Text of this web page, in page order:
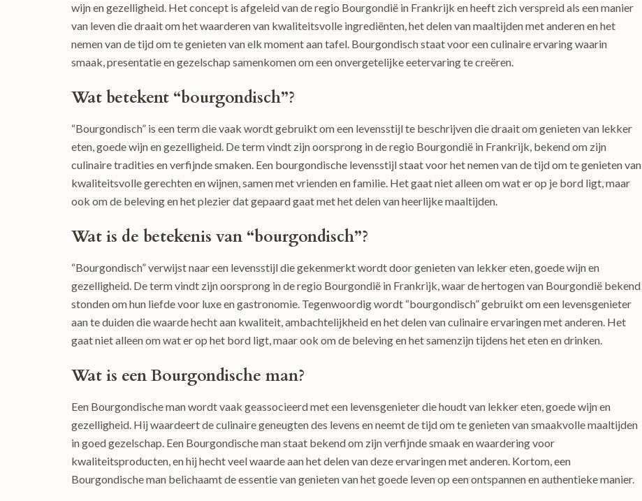
wijn en gezelligheid. Het concept is afgeleid van de regio Bourgondië in Frankrijk en heeft zich verspreid als een manier
van leven die draait om het waarderen van kwaliteitsvolle ingrediënten, het delen van maaltijden met anderen en het
nemen van de tijd om te genieten van elk moment aan tafel. Bourgondisch staat voor een culinaire ervaring waarin
smaak, presentatie en gezelschap samenkomen om een onvergetelijke eetervaring te creëren.
Wat betekent “bourgondisch”?
“Bourgondisch” is een term die vaak wordt gebruikt om een levensstijl te beschrijven die draait om genieten van lekker
eten, goede wijn en gezelligheid. De term vindt zijn oorsprong in de regio Bourgondië in Frankrijk, bekend om zijn
culinaire tradities en verfijnde smaken. Een bourgondische levensstijl staat voor het nemen van de tijd om te genieten van
kwaliteitsvolle gerechten en wijnen, samen met vrienden en familie. Het gaat niet alleen om wat er op je bord ligt, maar
ook om de beleving en het plezier dat gepaard gaat met het delen van heerlijke maaltijden.
Wat is de betekenis van “bourgondisch”?
“Bourgondisch” verwijst naar een levensstijl die gekenmerkt wordt door genieten van lekker eten, goede wijn en
gezelligheid. De term vindt zijn oorsprong in de regio Bourgondië in Frankrijk, waar de hertogen van Bourgondië bekend
stonden om hun liefde voor luxe en gastronomie. Tegenwoordig wordt “bourgondisch” gebruikt om een levensgenieter
aan te duiden die waarde hecht aan kwaliteit, ambachtelijkheid en het delen van culinaire ervaringen met anderen. Het
gaat niet alleen om wat er op het bord ligt, maar ook om de beleving en het samenzijn tijdens het eten en drinken.
Wat is een Bourgondische man?
Een Bourgondische man wordt vaak geassocieerd met een levensgenieter die houdt van lekker eten, goede wijn en
gezelligheid. Hij waardeert de culinaire geneugten des levens en neemt de tijd om te genieten van smaakvolle maaltijden
in goed gezelschap. Een Bourgondische man staat bekend om zijn verfijnde smaak en waardering voor
kwaliteitsproducten, en hij hecht veel waarde aan het delen van deze ervaringen met anderen. Kortom, een
Bourgondische man belichaamt de essentie van genieten van het goede leven op een ontspannen en authentieke manier.